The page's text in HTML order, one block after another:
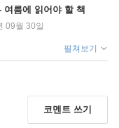
름에 읽어야 할 책
09월 30일
펼쳐보기
코멘트 쓰기